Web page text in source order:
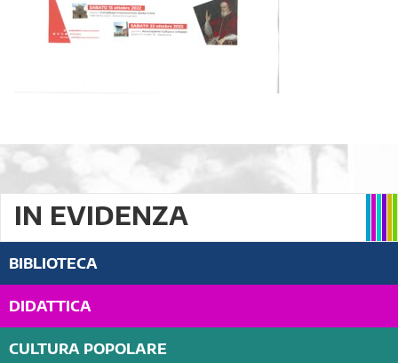
IN EVIDENZA
BIBLIOTECA
DIDATTICA
CULTURA POPOLARE